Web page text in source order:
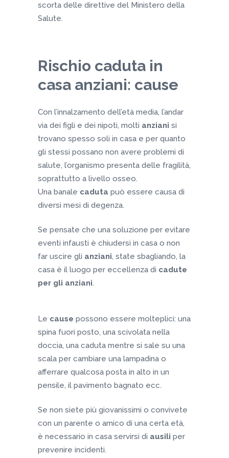
scorta delle direttive del Ministero della
Salute.
Rischio caduta in
casa anziani: cause
Con l’innalzamento dell’età media, l’andar
via dei figli e dei nipoti, molti anziani si
trovano spesso soli in casa e per quanto
gli stessi possano non avere problemi di
salute, l’organismo presenta delle fragilità,
soprattutto a livello osseo.
Una banale caduta può essere causa di
diversi mesi di degenza.
Se pensate che una soluzione per evitare
eventi infausti è chiudersi in casa o non
far uscire gli anziani, state sbagliando, la
casa è il luogo per eccellenza di cadute
per gli anziani.
Le cause possono essere molteplici: una
spina fuori posto, una scivolata nella
doccia, una caduta mentre si sale su una
scala per cambiare una lampadina o
afferrare qualcosa posta in alto in un
pensile, il pavimento bagnato ecc.
Se non siete più giovanissimi o convivete
con un parente o amico di una certa età,
è necessario in casa servirsi di ausili per
prevenire incidenti.